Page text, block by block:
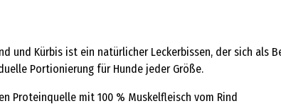
und Kürbis ist ein natürlicher Leckerbissen, der sich
Portionierung für Hunde jeder Größe.
Proteinquelle mit 100 % Muskelfleisch vom Rind